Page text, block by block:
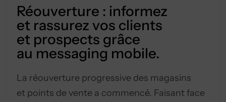
Réouverture : informez
et rassurez vos clients
et prospects grâce
au messaging mobile.
La réouverture progressive des magasins
et points de vente a commencé. Faisant face